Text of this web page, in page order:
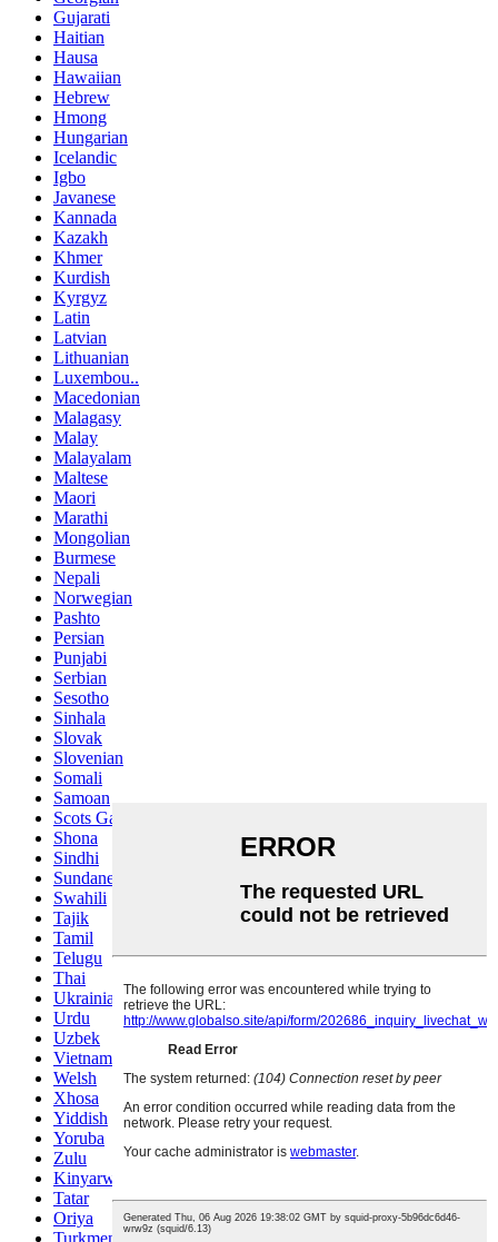
Gujarati
Haitian
Hausa
Hawaiian
Hebrew
Hmong
Hungarian
Icelandic
Igbo
Javanese
Kannada
Kazakh
Khmer
Kurdish
Kyrgyz
Latin
Latvian
Lithuanian
Luxembou..
Macedonian
Malagasy
Malay
Malayalam
Maltese
Maori
Marathi
Mongolian
Burmese
Nepali
Norwegian
Pashto
Persian
Punjabi
Serbian
Sesotho
Sinhala
Slovak
Slovenian
Somali
Samoan
Scots Gaelic
Shona
Sindhi
Sundanese
Swahili
Tajik
Tamil
Telugu
Thai
Ukrainian
Urdu
Uzbek
Vietnamese
Welsh
Xhosa
Yiddish
Yoruba
Zulu
Kinyarwanda
Tatar
Oriya
Turkmen